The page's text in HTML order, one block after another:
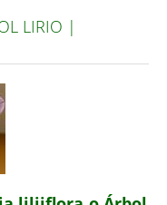
LIRIO |